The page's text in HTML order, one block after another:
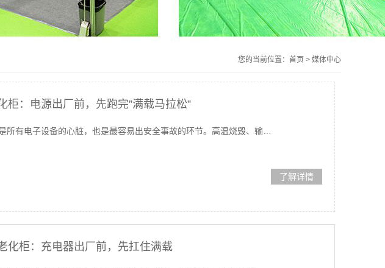
您的当前位置： 首页 > 媒体中心
柜：电源出厂前，先跑完”满载马拉松”
所有电子设备的心脏，也是最容易出安全事故的环节。高温烧毁、输…
了解详情
化柜：充电器出厂前，先扛住满载